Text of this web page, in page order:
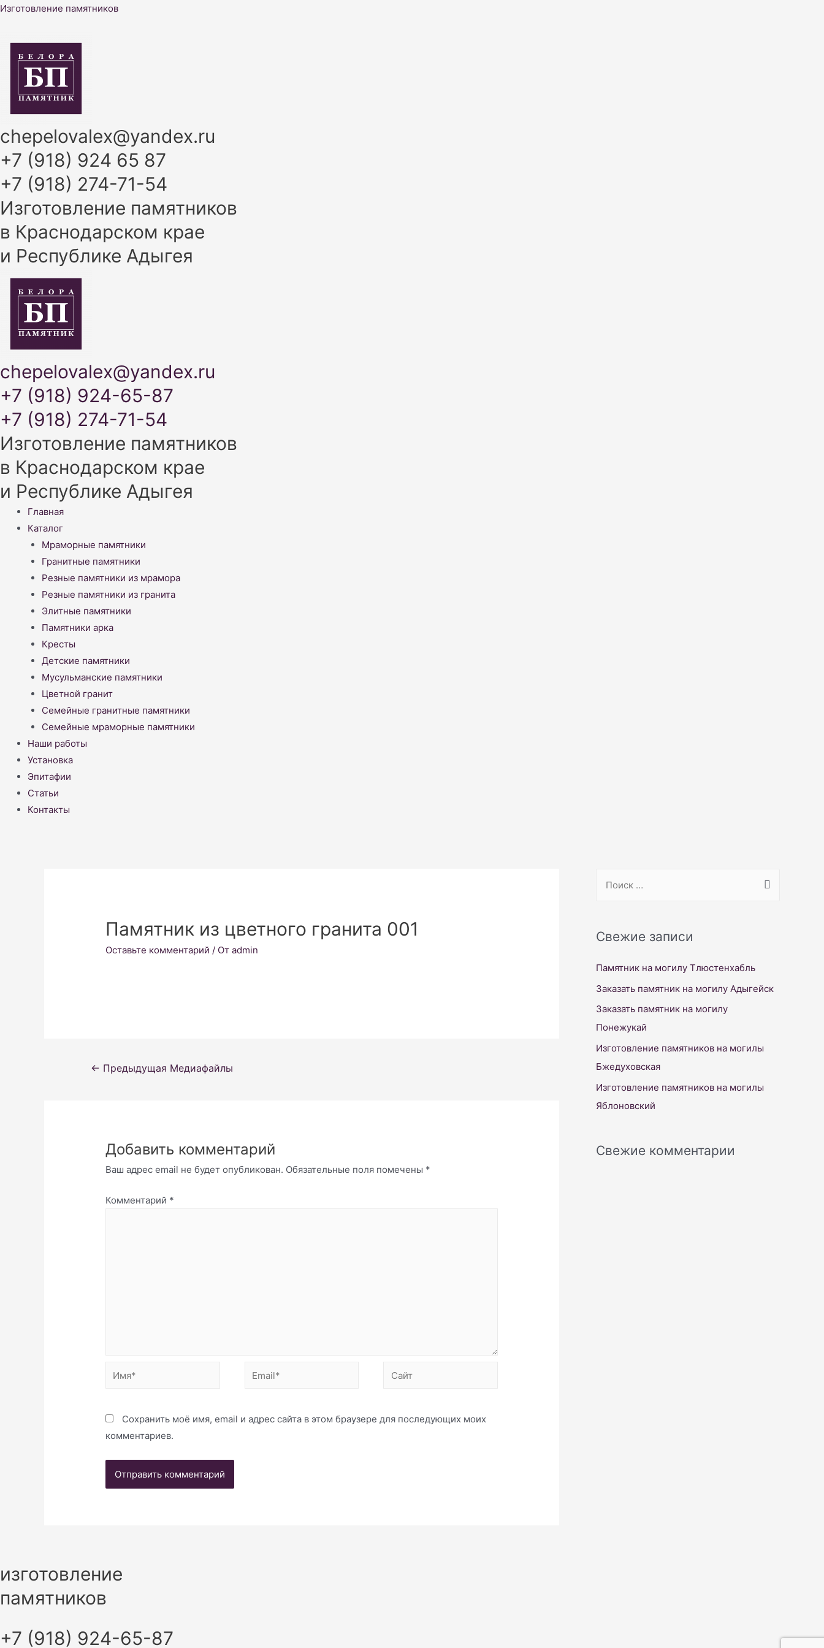
Перейти
содержимому
Изготовление памятников
chepelovalex@yandex.ru
+7 (918) 924 65 87
+7 (918) 274-71-54
Изготовление памятников
в Краснодарском крае
и Республике Адыгея
chepelovalex@yandex.ru
+7 (918) 924-65-87
+7 (918) 274-71-54
Изготовление памятников
в Краснодарском крае
и Республике Адыгея
Меню
Главная
Каталог
Мраморные памятники
Гранитные памятники
Резные памятники из мрамора
Резные памятники из гранита
Элитные памятники
Памятники арка
Кресты
Детские памятники
Мусульманские памятники
Цветной гранит
Семейные гранитные памятники
Семейные мраморные памятники
Наши работы
Установка
Эпитафии
Статьи
Контакты
Памятник из цветного гранита 001
Оставьте комментарий / От admin
Навигация
← Предыдущая Медиафайлы
Добавить комментарий
Ваш адрес email не будет опубликован. Обязательные поля помечены *
Комментарий *
Имя* Email* Сайт
Сохранить моё имя, email и адрес сайта в этом браузере для последующих моих
комментариев.
r
h
f
o
r
:
Свежие записи
Памятник на могилу Тлюстенхабль
Заказать памятник на могилу Адыгейск
Заказать памятник на могилу
Понежукай
Изготовление памятников на могилы
Бжедуховская
Изготовление памятников на могилы
Яблоновский
Свежие комментарии
изготовление
памятников
+7 (918) 924-65-87